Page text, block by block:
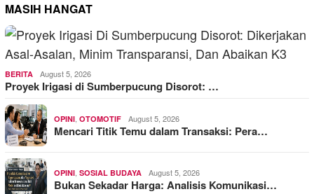
MASIH HANGAT
BERITA August 5, 2026
Proyek Irigasi di Sumberpucung Disorot: …
OPINI OTOMOTIF August 5, 2026
Mencari Titik Temu dalam Transaksi: Pera…
OPINI SOSIAL BUDAYA August 5, 2026
Bukan Sekadar Harga: Analisis Komunikasi…